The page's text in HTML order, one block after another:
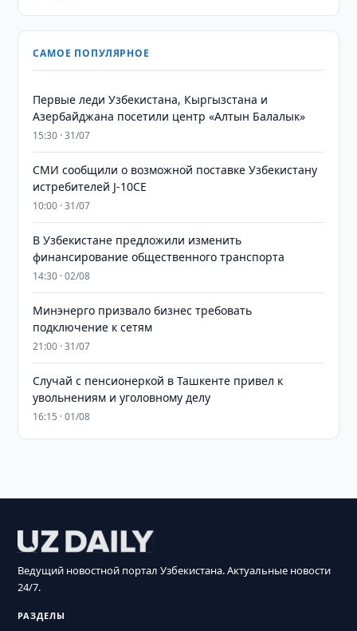
САМОЕ ПОПУЛЯРНОЕ
Первые леди Узбекистана, Кыргызстана и
Азербайджана посетили центр «Алтын Балалык»
15:30 · 31/07
СМИ сообщили о возможной поставке Узбекистану
истребителей J-10CE
10:00 · 31/07
В Узбекистане предложили изменить
финансирование общественного транспорта
14:30 · 02/08
Минэнерго призвало бизнес требовать
подключение к сетям
21:00 · 31/07
Случай с пенсионеркой в Ташкенте привел к
увольнениям и уголовному делу
16:15 · 01/08
Ведущий новостной портал Узбекистана. Актуальные новости
24/7.
РАЗДЕЛЫ